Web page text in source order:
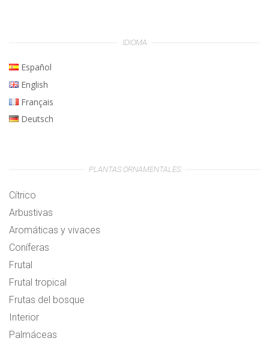
IDIOMA
Español
English
Français
Deutsch
PLANTAS ORNAMENTALES
Cítrico
Arbustivas
Aromáticas y vivaces
Coníferas
Frutal
Frutal tropical
Frutas del bosque
Interior
Palmáceas